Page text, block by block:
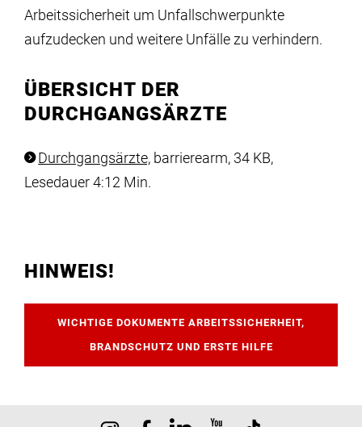
Arbeitssicherheit um Unfallschwerpunkte
aufzudecken und weitere Unfälle zu verhindern.
ÜBERSICHT DER
DURCHGANGSÄRZTE
Durchgangsärzte, barrierearm, 34 KB,
Lesedauer 4:12 Min.
HINWEIS!
WICHTIGE DOKUMENTE ARBEITSSICHERHEIT,
BRANDSCHUTZ UND ERSTE HILFE